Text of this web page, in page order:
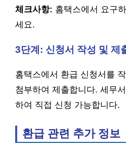
체크사항: 홈택스에서 요구
세요.
3단계: 신청서 작성 및 제
홈택스에서 환급 신청서를
첨부하여 제출합니다. 세무
하여 직접 신청 가능합니다.
환급 관련 추가 정보